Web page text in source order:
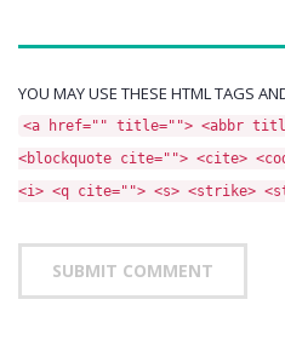
YOU MAY USE THESE HTML TAGS
<a href="" title=""> <abbr
<blockquote cite=""> <cite>
<i> <q cite=""> <s> <strike>